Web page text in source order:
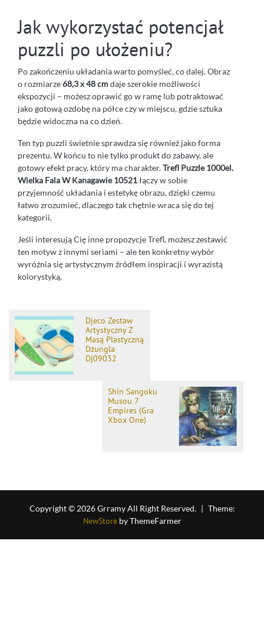
Jak wykorzystać potencjał
puzzli po ułożeniu?
Po zakończeniu układania warto pomyśleć, co dalej. Obraz
o rozmiarze68,3 x 48 cmdaje szerokie możliwości
ekspozycji – możesz oprawić go w ramę lub potraktować
jako gotową ozdobę na półce czy w miejscu, gdzie sztuka
będzie widoczna na co dzień.
Ten typ puzzli świetnie sprawdza się również jako forma
prezentu. W końcu to nie tylko produkt do zabawy, ale
gotowy efekt pracy, który ma charakter.Trefl Puzzle 1000el.
Wielka Fala W Kanagawie 10521łączy w sobie
przyjemność układania i estetykę obrazu, dzięki czemu
łatwo zrozumieć, dlaczego tak chętnie wraca się do tej
kategorii.
Jeśli interesują Cię inne propozycje Trefl, możesz zestawić
ten motyw z innymi seriami – ale ten konkretny wybór
wyróżnia się artystycznym źródłem inspiracji i wyrazistą
kolorystyką.
Djeco Zestaw
Artystyczny Z
Masą Plastyczną
Dżungla
Dj09032
Shin Sangoku
Musou 7
Empires (Gra
Xbox One)
Copyright © 2026 Grramy All Right Reserved. | Theme:
NewStoreby ThemeFarmer